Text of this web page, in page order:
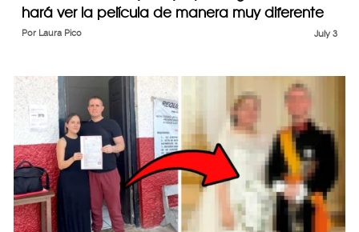
hará ver la película de manera muy diferente
July 3
Por Laura Pico